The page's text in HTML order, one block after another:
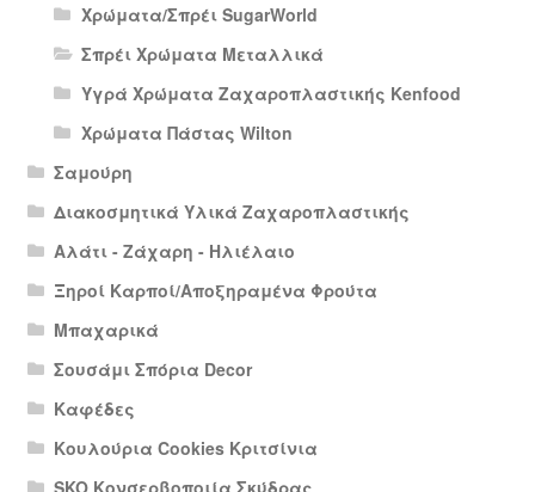
Χρώματα/Σπρέι SugarWorld
Σπρέι Χρώματα Μεταλλικά
Υγρά Χρώματα Ζαχαροπλαστικής Kenfood
Χρώματα Πάστας Wilton
Σαμούρη
Διακοσμητικά Υλικά Ζαχαροπλαστικής
Αλάτι - Ζάχαρη - Ηλιέλαιο
Ξηροί Καρποί/Αποξηραμένα Φρούτα
Μπαχαρικά
Σουσάμι Σπόρια Decor
Καφέδες
Κουλούρια Cookies Κριτσίνια
SKO Κονσερβοποιία Σκύδρας